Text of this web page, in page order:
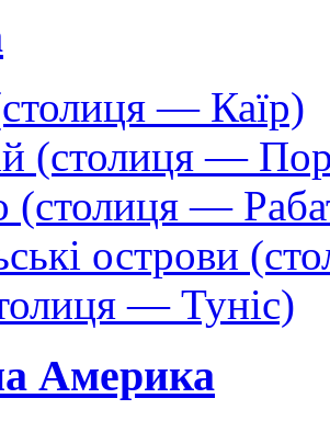
— Каїр)
(столиця —
(столиця —
острови
— Туніс)
Америка